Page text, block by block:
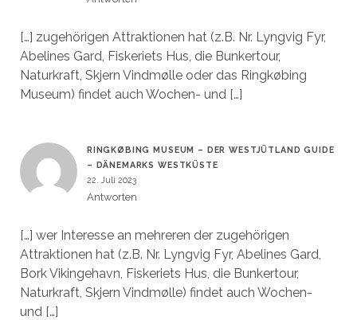
[…] zugehörigen Attraktionen hat (z.B. Nr. Lyngvig Fyr,
Abelines Gard, Fiskeriets Hus, die Bunkertour,
Naturkraft, Skjern Vindmølle oder das Ringkøbing
Museum) findet auch Wochen- und […]
RINGKØBING MUSEUM – DER WESTJÜTLAND GUIDE
– DÄNEMARKS WESTKÜSTE
22. Juli 2023
Antworten
[…] wer Interesse an mehreren der zugehörigen
Attraktionen hat (z.B. Nr. Lyngvig Fyr, Abelines Gard,
Bork Vikingehavn, Fiskeriets Hus, die Bunkertour,
Naturkraft, Skjern Vindmølle) findet auch Wochen-
und […]